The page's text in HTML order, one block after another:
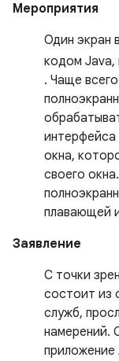
Мероприятия
Один экран
кодом Java,
. Чаще
интерфейса
окна,
своего
плавающей
Заявление
С точки
состоит из
служб,
намерений.
приложение